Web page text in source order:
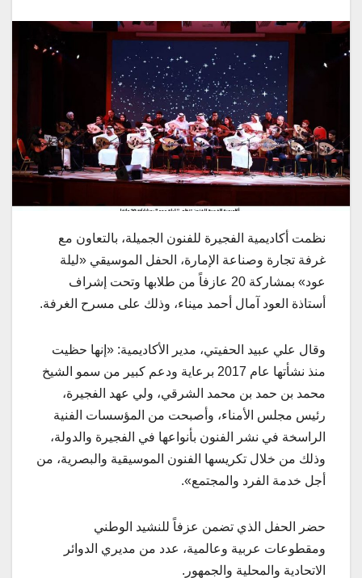
نظمت أكاديمية الفجيرة للفنون الجميلة، بالتعاون مع
غرفة تجارة وصناعة الإمارة، الحفل الموسيقي «ليلة
عود» بمشاركة 20 عازفاً من طلابها وتحت إشراف
أستاذة العود آمال أحمد ميناء، وذلك على مسرح الغرفة.
وقال علي عبيد الحفيتي، مدير الأكاديمية: «إنها حظيت
منذ نشأتها عام 2017 برعاية ودعم كبير من سمو الشيخ
محمد بن حمد بن محمد الشرقي، ولي عهد الفجيرة،
رئيس مجلس الأمناء، وأصبحت من المؤسسات الفنية
الراسخة في نشر الفنون بأنواعها في الفجيرة والدولة،
وذلك من خلال تكريسها الفنون الموسيقية والبصرية، من
أجل خدمة الفرد والمجتمع».
حضر الحفل الذي تضمن عزفاً للنشيد الوطني
ومقطوعات عربية وعالمية، عدد من مديري الدوائر
الاتحادية والمحلية والجمهور.